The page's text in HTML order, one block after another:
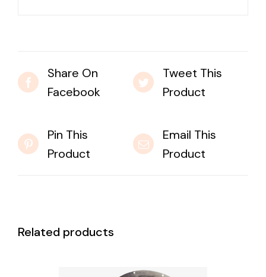
Share On
Facebook
Tweet This
Product
Pin This
Product
Email This
Product
Related products